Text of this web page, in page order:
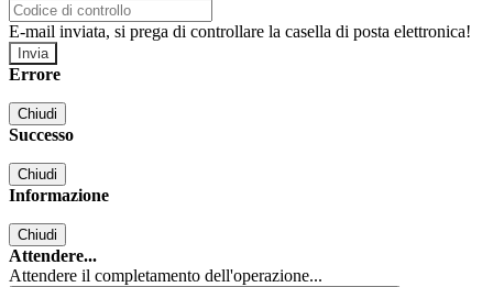
E-mail inviata, si prega di controllare la casella di posta elettronica!
Errore
Chiudi
Successo
Chiudi
Informazione
Chiudi
Attendere...
Attendere il completamento dell'operazione...